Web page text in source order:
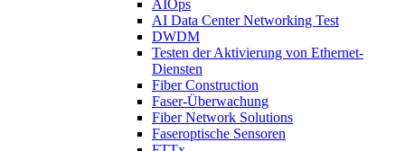
AIOps
AI Data Center Networking Test
DWDM
Testen der Aktivierung von Ethernet-
Diensten
Fiber Construction
Faser-Überwachung
Fiber Network Solutions
Faseroptische Sensoren